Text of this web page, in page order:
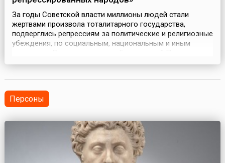
За годы Советской власти миллионы людей стали
жертвами произвола тоталитарного государства,
подверглись репрессиям за политические и религиозные
убеждения, по социальным, национальным и иным
РФ, жертвами политических репрессий в Советском
годы в СССР началось массовое выселение целых
народо...
Персоны